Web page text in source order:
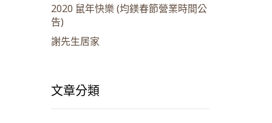
2020 鼠年快樂 (均鎂春節營業時間公
告)
謝先生居家
文章分類